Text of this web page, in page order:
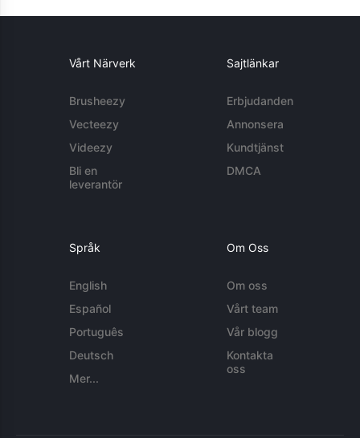
Vårt Närverk
Brusheezy
Vecteezy
Videezy
Bli en
leverantör
Sajtlänkar
Erbjudanden
Annonsera
Kundtjänst
DMCA
Språk
English
Español
Português
Deutsch
Mer...
Om Oss
Om oss
Vårt team
Vår blogg
Kontakta
oss